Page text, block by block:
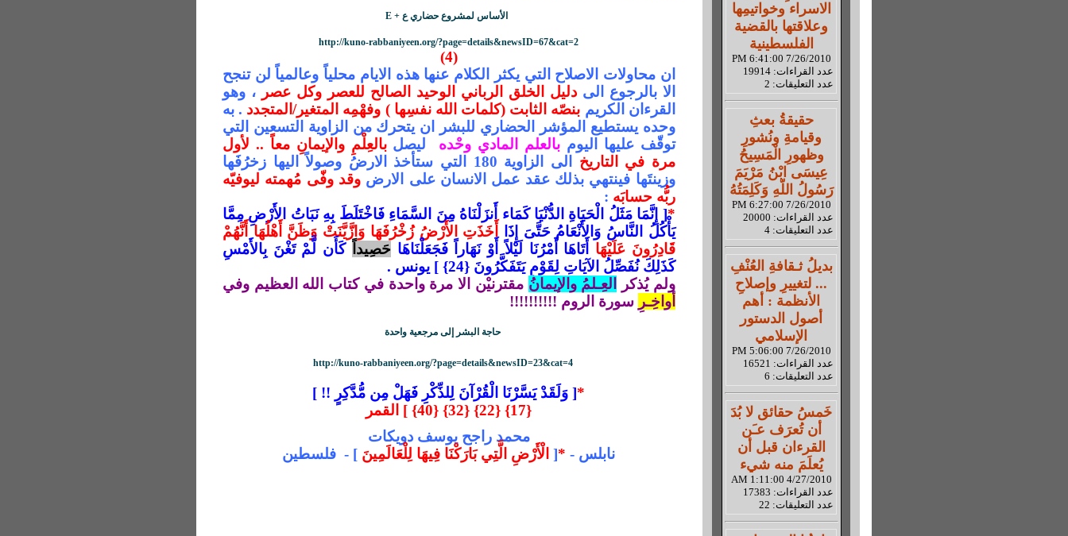
الاسراء وخواتيمِها
وعلاقتها بالقضية
الفلسطينية
7/26/2010 6:41:00 PM
عدد القراءات: 19914
عدد التعليقات: 2
حقيقةُ بعثِ
وقيامةِ ونُشورِ
وظهورِ الْمَسِيحُ
عِيسَى ابْنُ مَرْيَمَ
رَسُولُ اللّهِ وَكَلِمَتُهُ
7/26/2010 6:27:00 PM
عدد القراءات: 20000
عدد التعليقات: 4
بديلُ ثـقافةِ العُنْفِ
... لتغييرِ وإصلاحِ
الأنظمة : أهم
أصول الدستور
الإسلامي
7/26/2010 5:06:00 PM
عدد القراءات: 16521
عدد التعليقات: 6
خَمسُ حقائق لا بُدَ
أن تُعرَف عـَن
القرءان قبل أن
يُعلَمَ منه شيء
4/27/2010 1:11:00 AM
عدد القراءات: 17383
عدد التعليقات: 22
الأساس لمشروع حضاري ع +E
http://kuno-rabbaniyeen.org/?page=details&newsID=67&cat=2
(4)
ان محاولات الاصلاح التي يكثر الكلام عنها هذه الايام محلياً وعالمياً لن تنجح
الا بالرجوع الىدليل الخلق الرباني الوحيد الصالح للعصر وكل عصر ، وهو
القرءان الكريم بنصّه الثابت (كلمات الله نفسِها ) وفهْمِه المتغير/المتجدد . به
وحده يستطيع المؤشر الحضاري للبشر ان يتحرك من الزاوية التسعين التي
توقّف عليها اليوم بالعلم المادي وحْده ليصلبالعِلْمِ والإيمانِ معاً .. لأول
مرة في التاريخ
الى الزاوية 180 التي ستأخذ الارضُ وصولاً اليها زخرُفَها
وزينتَها فينتهي بذلك عقد عمل الانسان على الارض وقد وفّى مُهمته ليوفيّه
ربُّه حسابَه :
*[ إِنَّمَا مَثَلُ الْحَيَاةِ الدُّنْيَا كَمَاء أَنزَلْنَاهُ مِنَ السَّمَاءِ فَاخْتَلَطَ بِهِ نَبَاتُ الأَرْضِ مِمَّا
يَأْكُلُ النَّاسُ وَالأَنْعَامُ حَتَّىَ إِذَا
أَخَذَتِ الأَرْضُ زُخْرُفَهَا وَازَّيَّنَتْ وَظَنَّ أَهْلُهَا أَنَّهُمْ
قَادِرُونَ عَلَيْهَا أَتَاهَا أَمْرُنَا لَيْلاً أَوْ نَهَاراً فَجَعَلْنَاهَا حَصِيداً
كَأَن لَّمْ تَغْنَ بِالأَمْسِ
كَذَلِكَ نُفَصِّلُ الآيَاتِ لِقَوْمٍ يَتَفَكَّرُونَ {24} ] يونس .
ولم يُذكر
العِـلمُ والإيمانُ مقترنيْن الا مرة واحدة في كتاب الله العظيم وفي
أواخِـر ِ سورة الروم !!!!!!!!!!
حاجة البشر إلى مرجعية واحدة
http://kuno-rabbaniyeen.org/?page=details&newsID=23&cat=4
*[ وَلَقَدْ يَسَّرْنَا الْقُرْآنَ لِلذِّكْرِ فَهَلْ مِن مُّدَّكِرٍ !! ]
{17} {22} {32} {40} ] القمر
محمد راجح يوسف دويكات
نابلس - *
[ الْأَرْضِ الَّتِي بَارَكْنَا فِيهَا لِلْعَالَمِينَ ] - فلسطين